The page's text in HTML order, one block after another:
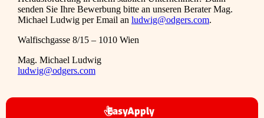
senden Sie Ihre Bewerbung bitte an unseren Berater Mag.
Michael Ludwig per Email an ludwig@odgers.com.
Walfischgasse 8/15 – 1010 Wien
Mag. Michael Ludwig
ludwig@odgers.com
EasyApply